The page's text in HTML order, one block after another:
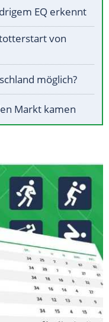
EQ erkennt
von
möglich?
Markt kamen